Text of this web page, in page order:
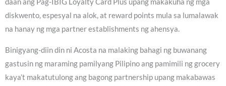
daan ang Pag-IBIG Loyalty Card Plus upang makakuha ng mga
diskwento, espesyal na alok, at reward points mula sa lumalawak
na hanay ng mga partner establishments ng ahensya.
Binigyang-diin din ni Acosta na malaking bahagi ng buwanang
gastusin ng maraming pamilyang Pilipino ang pamimili ng grocery
kaya’t makatutulong ang bagong partnership upang makabawas